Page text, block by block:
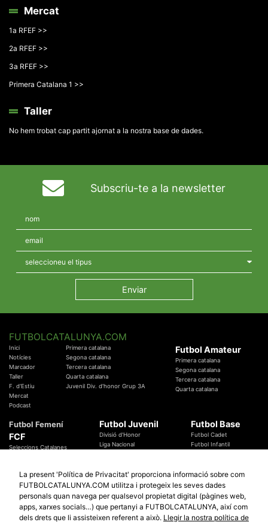
Mercat
1a RFEF >>
2a RFEF >>
3a RFEF >>
Primera Catalana 1 >>
Taller
No hem trobat cap partit ajornat a la nostra base de dades.
Subscriu-te a la newsletter
FUTBOLCATALUNYA.COM
Inici
Notícies
Marcador
Taller
F. d'Estiu
Mercat
Podcast
Primera catalana
Segona catalana
Tercera catalana
Quarta catalana
Juvenil Div. d'honor Grup 3A
Futbol Amateur
Primera catalana
Segona catalana
Tercera catalana
Quarta catalana
Futbol Femení
FCF
Seleccions Catalanes
Temes Federatius
Futbol Juvenil
Divisió d'Honor
Liga Nacional
Futbol Base
Futbol Cadet
Futbol Infantil
Futbol Catalunya
Promocions
Sortejos
Especials
Copa Catalunya Absoluta 2019
Copa del Rei 2019 - 2020
La present 'Política de Privacitat' proporciona informació sobre com
FUTBOLCATALUNYA.COM utilitza i protegeix les seves dades
personals quan navega per qualsevol propietat digital (pàgines web,
apps, xarxes socials…) que pertanyi a FUTBOLCATALUNYA, així com
dels drets que li assisteixen referent a això. Llegir la nostra política de